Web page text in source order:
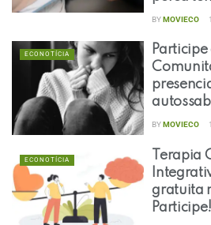
BYMOVIECO
ECONOTÍCIA
BYMOVIECO
ECONOTÍCIA
Terapia
gratuita
Participe!